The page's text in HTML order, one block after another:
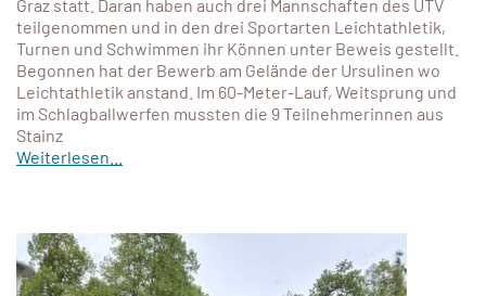
Graz statt. Daran haben auch drei Mannschaften des UTV
teilgenommen und in den drei Sportarten Leichtathletik,
Turnen und Schwimmen ihr Können unter Beweis gestellt.
Begonnen hat der Bewerb am Gelände der Ursulinen wo
Leichtathletik anstand. Im 60-Meter-Lauf, Weitsprung und
im Schlagballwerfen mussten die 9 Teilnehmerinnen aus
Stainz
Weiterlesen...